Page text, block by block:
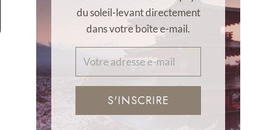
du soleil-levant directement
dans votre boîte e-mail.
S'INSCRIRE